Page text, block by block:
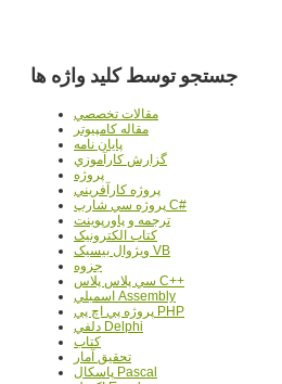
جستجو توسط کلید واژه ها
مقالات تخصصي
مقاله کامپیوتر
پایان نامه
گزارش کارآموزي
پروژه
پروژه کارآفريني
پروژه سي شارپ C#
ترجمه و پاورپوينت
کتاب الکترونيک
ويژوال بيسيک VB
جزوه
سي پلاس پلاس C++
اسمبلي Assembly
پروژه پي اچ پي PHP
دلفي Delphi
کتاب
تحقيق آمار
پاسکال Pascal